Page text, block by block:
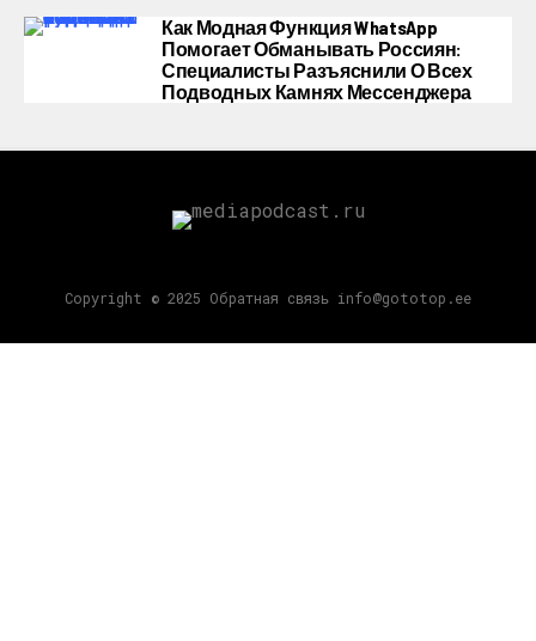
Как Модная Функция WhatsApp
Помогает Обманывать Россиян:
Специалисты Разъяснили О Всех
Подводных Камнях Мессенджера
Copyright © 2025 Обратная связь info@gototop.ee